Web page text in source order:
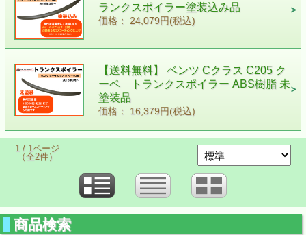
ランクスポイラー塗装込み品
価格： 24,079円(税込)
【送料無料】 ベンツ Cクラス C205 ク
ーペ トランクスポイラー ABS樹脂 未
塗装品
価格： 16,379円(税込)
1 / 1ページ
（全2件）
商品検索